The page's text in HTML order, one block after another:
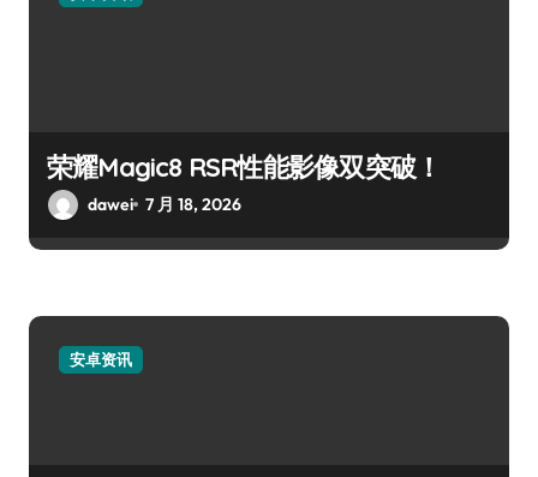
荣耀Magic8 RSR性能影像双突破！
dawei 7 月 18, 2026
安卓资讯